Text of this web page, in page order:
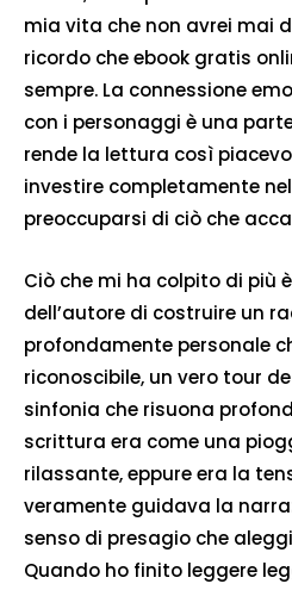
mia vita che non avrei mai
ricordo che ebook gratis
sempre. La connessione
con i personaggi è una
rende la lettura così
investire completamente
preoccuparsi di ciò che
Ciò che mi ha colpito di più
dell’autore di costruire un
profondamente personale
riconoscibile, un vero tour
sinfonia che risuona
scrittura era come una
rilassante, eppure era la
veramente guidava la
senso di presagio che
Quando ho finito leggere